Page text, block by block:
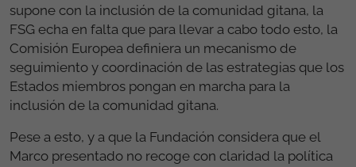
supone con la inclusión de la comunidad gitana, la
FSG echa en falta que para llevar a cabo todo esto, la
Comisión Europea definiera un mecanismo de
seguimiento y coordinación de las estrategias que los
Estados miembros pongan en marcha para la
inclusión de la comunidad gitana.
Pese a esto, y a que la Fundación considera que el
Marco presentado no recoge con claridad la política